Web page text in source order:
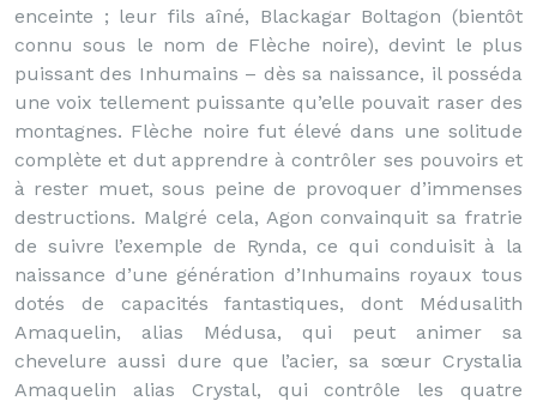
enceinte ; leur fils aîné, Blackagar Boltagon (bientôt
connu sous le nom de Flèche noire), devint le plus
puissant des Inhumains – dès sa naissance, il posséda
une voix tellement puissante qu’elle pouvait raser des
montagnes. Flèche noire fut élevé dans une solitude
complète et dut apprendre à contrôler ses pouvoirs et
à rester muet, sous peine de provoquer d’immenses
destructions. Malgré cela, Agon convainquit sa fratrie
de suivre l’exemple de Rynda, ce qui conduisit à la
naissance d’une génération d’Inhumains royaux tous
dotés de capacités fantastiques, dont Médusalith
Amaquelin, alias Médusa, qui peut animer sa
chevelure aussi dure que l’acier, sa sœur Crystalia
Amaquelin alias Crystal, qui contrôle les quatre